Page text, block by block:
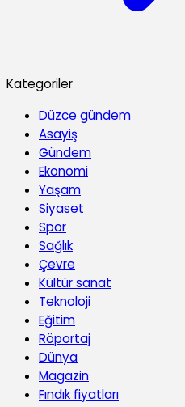
Kategoriler
Düzce gündem
Asayiş
Gündem
Ekonomi
Yaşam
Siyaset
Spor
Sağlık
Çevre
Kültür sanat
Teknoloji
Eğitim
Röportaj
Dünya
Magazin
Fındık fiyatları